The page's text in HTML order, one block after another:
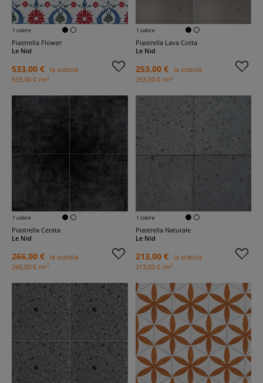
1 colore
Piastrella Flower
Le Nid
533,00 €
la scatola
533,00 € /m2
1 colore
Piastrella Lava Cotta
Le Nid
253,00 €
la scatola
253,00 € /m2
1 colore
Piastrella Cerata
Le Nid
266,00 €
la scatola
266,00 € /m2
1 colore
Piastrella Naturale
Le Nid
213,00 €
la scatola
213,00 € /m2